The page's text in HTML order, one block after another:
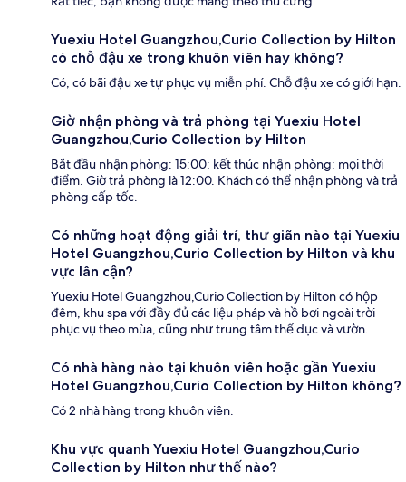
Yuexiu Hotel Guangzhou,Curio Collection by Hilton
có chỗ đậu xe trong khuôn viên hay không?
Có, có bãi đậu xe tự phục vụ miễn phí. Chỗ đậu xe có giới hạn.
Giờ nhận phòng và trả phòng tại Yuexiu Hotel
Guangzhou,Curio Collection by Hilton
Bắt đầu nhận phòng: 15:00; kết thúc nhận phòng: mọi thời
điểm. Giờ trả phòng là 12:00. Khách có thể nhận phòng và trả
phòng cấp tốc.
Có những hoạt động giải trí, thư giãn nào tại Yuexiu
Hotel Guangzhou,Curio Collection by Hilton và khu
vực lân cận?
Yuexiu Hotel Guangzhou,Curio Collection by Hilton có hộp
đêm, khu spa với đầy đủ các liệu pháp và hồ bơi ngoài trời
phục vụ theo mùa, cũng như trung tâm thể dục và vườn.
Có nhà hàng nào tại khuôn viên hoặc gần Yuexiu
Hotel Guangzhou,Curio Collection by Hilton không?
Có 2 nhà hàng trong khuôn viên.
Khu vực quanh Yuexiu Hotel Guangzhou,Curio
Collection by Hilton như thế nào?